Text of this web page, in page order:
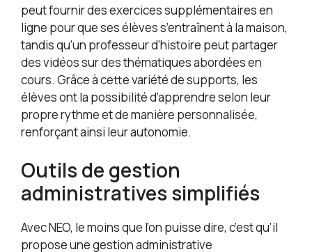
peut fournir des exercices supplémentaires en
ligne pour que ses élèves s’entraînent à la maison,
tandis qu’un professeur d’histoire peut partager
des vidéos sur des thématiques abordées en
cours. Grâce à cette variété de supports, les
élèves ont la possibilité d’apprendre selon leur
propre rythme et de manière personnalisée,
renforçant ainsi leur autonomie.
Outils de gestion
administratives simplifiés
Avec NEO, le moins que l’on puisse dire, c’est qu’il
propose une gestion administrative